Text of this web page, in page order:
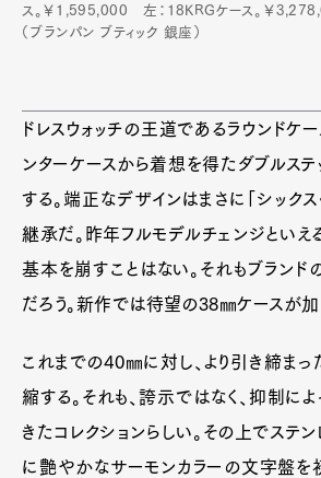
ProductCulture
ス。￥1,595,000 左：18KRGケース。￥
（ブランパン ブティック 銀座）
ドレスウォッチの王道であるラウンドケ
ンターケースから着想を得たダブルス
する。端正なデザインはまさに「シックス
継承だ。昨年フルモデルチェンジといえ
基本を崩すことはない。それもブラン
だろう。新作では待望の38㎜ケースが加
これまでの40㎜に対し、より引き締ま
縮する。それも、誇示ではなく、抑制に
きたコレクションらしい。その上でステン
に艶やかなサーモンカラーの文字盤を